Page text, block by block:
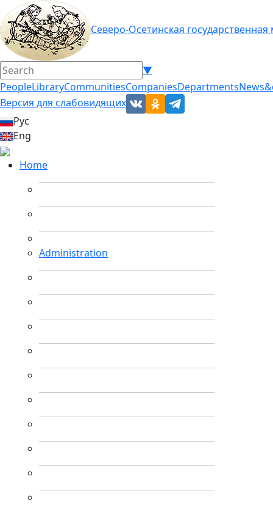
Северо-Осетинская
▼
PeopleLibraryCommunitiesCompaniesDepartments
Версия для слабовидящих
Рус
Eng
Home
Administration